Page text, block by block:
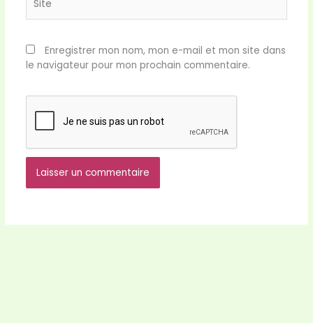
Enregistrer mon nom, mon e-mail et mon site dans
le navigateur pour mon prochain commentaire.